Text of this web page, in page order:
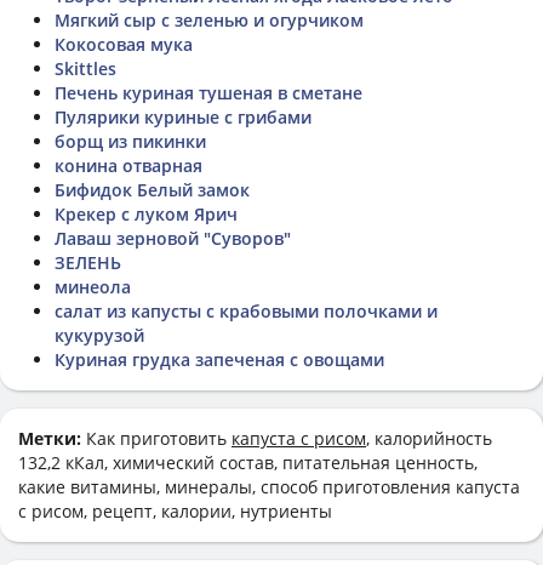
Мягкий сыр с зеленью и огурчиком
Кокосовая мука
Skittles
Печень куриная тушеная в сметане
Пулярики куриные с грибами
борщ из пикинки
конина отварная
Бифидок Белый замок
Крекер с луком Ярич
Лаваш зерновой "Суворов"
ЗЕЛЕНЬ
минеола
салат из капусты с крабовыми полочками и
кукурузой
Куриная грудка запеченая с овощами
Метки: Как приготовить капуста с рисом, калорийность
132,2 кКал, химический состав, питательная ценность,
какие витамины, минералы, способ приготовления капуста
с рисом, рецепт, калории, нутриенты